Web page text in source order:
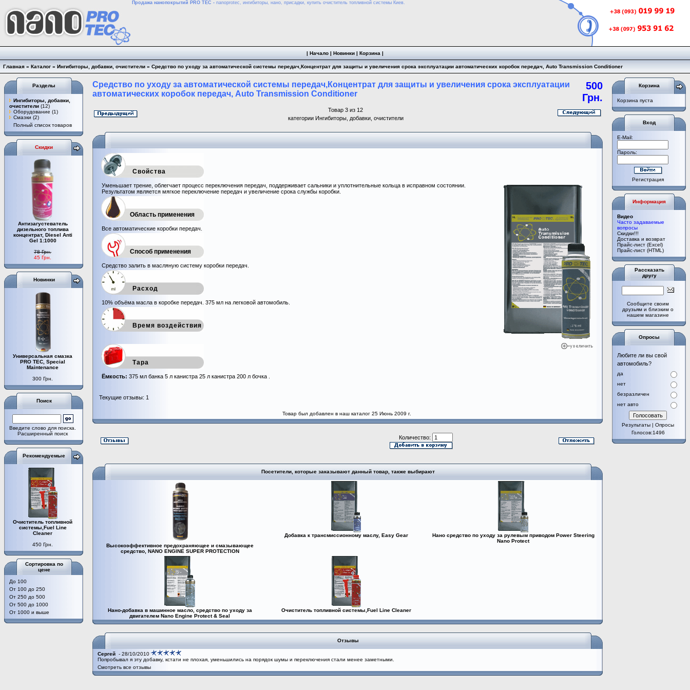
Продажа нанопокрытий PRO TEC - nanoprotec, ингибиторы, нано, присадки, купить очиститель топливной системы Киев.
| Начало | Новинки | Корзина |
Главная » Каталог » Ингибиторы, добавки, очистители » Средство по уходу за автоматической системы передач,Концентрат для защиты и увеличения срока эксплуатации автоматических коробок передач, Auto Transmission Conditioner
Разделы
Ингибиторы, добавки,
очистители (12)
Оборудование (1)
Смазки (2)
Полный список товаров
Скидки
Антизагустеватель
дизельного топлива
концентрат, Diesel Anti
Gel 1:1000
78 Грн.
45 Грн.
Новинки
Универсальная смазка
PRO TEC, Special
Maintenance
300 Грн.
Поиск
Введите слово для поиска.
Расширенный поиск
Рекомендуемые
Очиститель топливной
системы,Fuel Line
Cleaner
450 Грн.
Сортировка по
цене
До 100
От 100 до 250
От 250 до 500
От 500 до 1000
От 1000 и выше
Средство по уходу за автоматической системы передач,Концентрат для защиты и увеличения срока эксплуатации
автоматических коробок передач, Auto Transmission Conditioner
500
Грн.
Товар 3 из 12
категории Ингибиторы, добавки, очистители
Свойства
Уменьшает трение, облегчает процесс переключения передач, поддерживает сальники и уплотнительные кольца в исправном состоянии.
Результатом является мягкое переключение передач и увеличение срока службы коробки.
Область применения
Все автоматические коробки передач.
Способ применения
Средство залить в масляную систему коробки передач.
Расход
10% объёма масла в коробке передач. 375 мл на легковой автомобиль.
Время воздействия
Тара
Ёмкость: 375 мл банка 5 л канистра 25 л канистра 200 л бочка .
Текущие отзывы: 1
Товар был добавлен в наш каталог 25 Июнь 2009 г.
Количество:
Посетители, которые заказывают данный товар, также выбирают
Высокоэффективное предохраняющее и смазывающее
средство, NANO ENGINE SUPER PROTECTION
Добавка к трансмиссионному маслу, Easy Gear
Нано средство по уходу за рулевым приводом Power Steering
Nano Protect
Нано-добавка в машинное масло, средство по уходу за
двигателем Nano Engine Protect & Seal
Очиститель топливной системы,Fuel Line Cleaner
Отзывы
Сергей - 28/10/2010
Попробывал я эту добавку, кстати не плохая, уменьшились на порядок шумы и переключения стали менее заметными.
Смотреть все отзывы
Корзина
Корзина пуста
Вход
E-Mail:
Пароль:
Регистрация
Информация
Видео
Часто задаваемые
вопросы
Cкидки!!!
Доставка и возврат
Прайс-лист (Excel)
Прайс-лист (HTML)
Рассказать
другу
Сообщите своим
друзьям и близким о
нашем магазине
Опросы
Любите ли вы свой
автомобиль?
да
нет
безразличен
нет авто
Результаты | Опросы
Голосов:1496